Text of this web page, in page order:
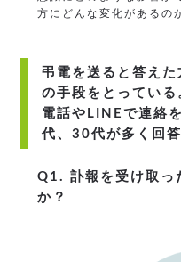
方にどんな変化があるの
弔電を送ると答え
の手段をとっている
電話やLINEで連絡
代、30代が多く回答
Q1. 訃報を受け取っ
か？